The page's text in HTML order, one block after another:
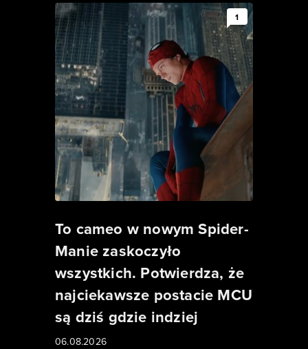
1
To cameo w nowym Spider-
Manie zaskoczyło
wszystkich. Potwierdza, że
najciekawsze postacie MCU
są dziś gdzie indziej
06.08.2026